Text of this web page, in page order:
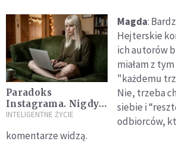
Paradoks
Instagrama. Nigdy
nie byliśmy tak
oddaleni
INTELIGENTNE ŻYCIE
Magda:
Hejterskie
ich autorów
miałam z
"każdemu
Nie, trzeba
siebie i
odbiorców,
komentarze widzą.